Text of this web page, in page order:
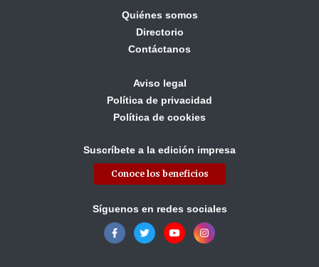
Quiénes somos
Directorio
Contáctanos
Aviso legal
Política de privacidad
Política de cookies
Suscríbete a la edición impresa
Conoce los beneficios
Síguenos en redes sociales